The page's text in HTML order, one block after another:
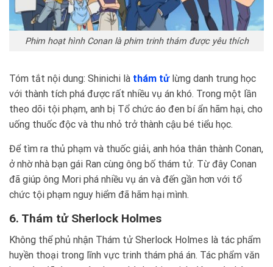
Phim hoạt hình Conan là phim trinh thám được yêu thích
Tóm tắt nội dung: Shinichi là thám tửlừng danh trung học
với thành tích phá được rất nhiều vụ án khó. Trong một lần
theo dõi tội phạm, anh bị Tổ chức áo đen bí ẩn hãm hại, cho
uống thuốc độc và thu nhỏ trở thành cậu bé tiểu học.
Để tìm ra thủ phạm và thuốc giải, anh hóa thân thành Conan,
ở nhờ nhà bạn gái Ran cùng ông bố thám tử. Từ đây Conan
đã giúp ông Mori phá nhiều vụ án và đến gần hơn với tổ
chức tội phạm nguy hiểm đã hãm hại mình.
6. Thám tử Sherlock Holmes
Không thể phủ nhận Thám tử Sherlock Holmes là tác phẩm
huyền thoại trong lĩnh vực trinh thám phá án. Tác phẩm văn